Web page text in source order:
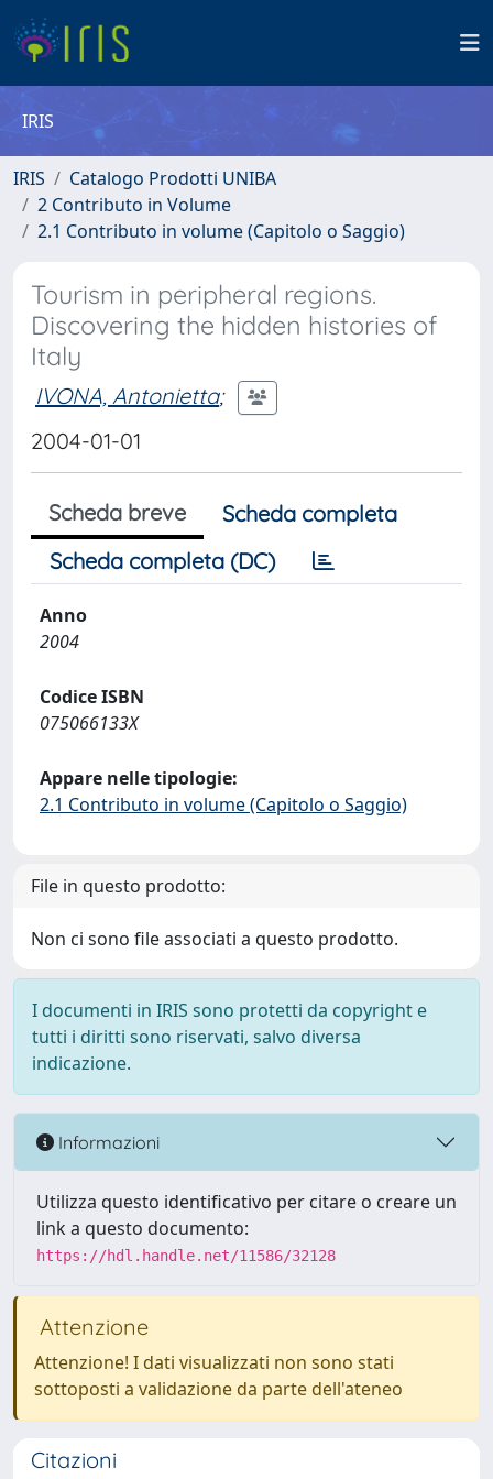
IRIS
IRIS
Catalogo Prodotti UNIBA
2 Contributo in Volume
2.1 Contributo in volume (Capitolo o Saggio)
Tourism in peripheral regions.
Discovering the hidden histories of
Italy
IVONA, Antonietta;
2004-01-01
Scheda breve
Scheda completa
Scheda completa (DC)
Anno
2004
Codice ISBN
075066133X
Appare nelle tipologie:
2.1 Contributo in volume (Capitolo o Saggio)
File in questo prodotto:
Non ci sono file associati a questo prodotto.
I documenti in IRIS sono protetti da copyright e
tutti i diritti sono riservati, salvo diversa
indicazione.
Informazioni
Utilizza questo identificativo per citare o creare un
link a questo documento:
https://hdl.handle.net/11586/32128
Attenzione
Attenzione! I dati visualizzati non sono stati
sottoposti a validazione da parte dell'ateneo
Citazioni